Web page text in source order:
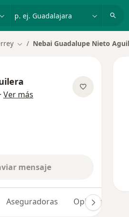
Cambiar de ciudad
Nebai Guadalupe Nieto
· Ver más
mensaje
Aseguradoras Opiniones (82)